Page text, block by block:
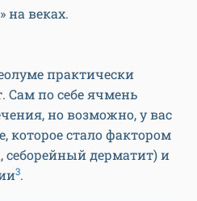
на веках.
практически
Сам по себе ячмень
но возможно, у вас
которое стало фактором
, себорейный дерматит) и
3.